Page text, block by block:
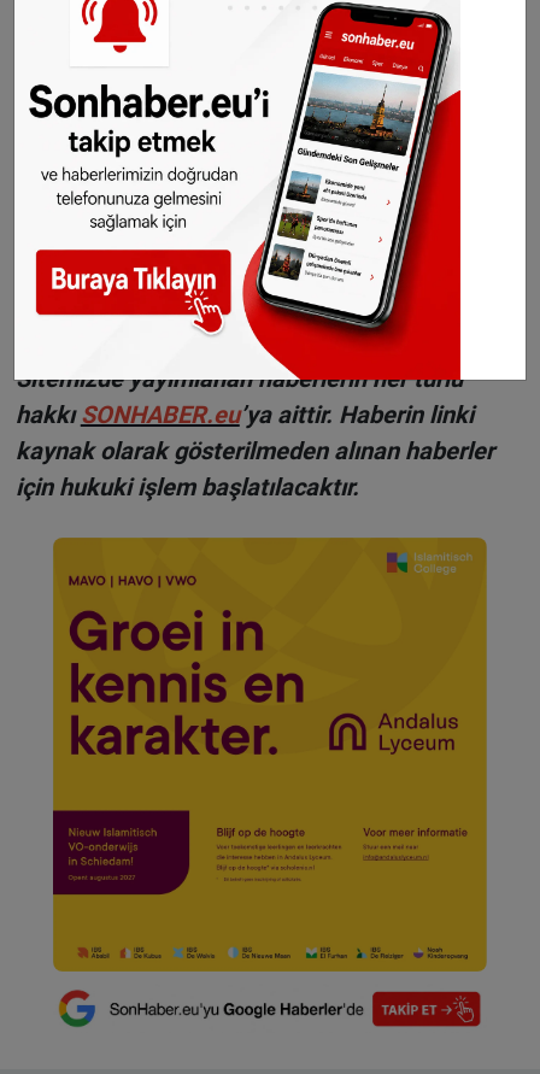
Haber: Halil Uygun
©Sonhaber.eu
Haberlerimizi İnstagram hesabımızdan da takip
edebilirsiniz.
WhatsAppta ücretsiz bültenimize abone olun,
Hollanda ve diğer Avrupa ülkeleri gündeminden
seçtiğimiz haberler her gün telefonunuza
gelsin!Abone olmak için tıklayın
Sitemizde yayımlanan haberlerin her türlü
hakkıSONHABER.eu’ya aittir. Haberin linki
kaynak olarak gösterilmeden alınan haberler
için hukuki işlem başlatılacaktır.